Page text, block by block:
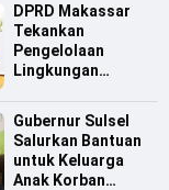
DPRD Makassar
Tekankan
Pengelolaan
Lingkungan
Sampah jadi
Perhatian Utama
Gubernur Sulsel
Salurkan Bantuan
untuk Keluarga
Anak Korban